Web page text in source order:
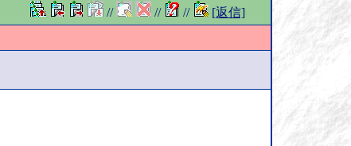
// // // [返信]